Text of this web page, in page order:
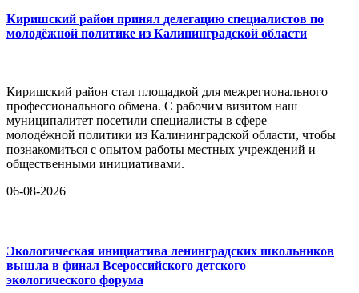
Киришский район принял делегацию специалистов по
молодёжной политике из Калининградской области
Киришский район стал площадкой для межрегионального
профессионального обмена. С рабочим визитом наш
муниципалитет посетили специалисты в сфере
молодёжной политики из Калининградской области, чтобы
познакомиться с опытом работы местных учреждений и
общественными инициативами.
06-08-2026
Экологическая инициатива ленинградских школьников
вышла в финал Всероссийского детского
экологического форума